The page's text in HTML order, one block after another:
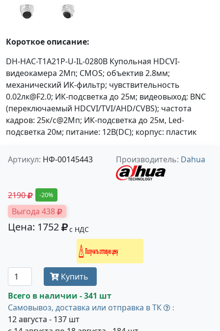
Короткое описание:
DH-HAC-T1A21P-U-IL-0280B Купольная HDCVI-
видеокамера 2Мп; CMOS; объектив 2.8мм;
механический ИК-фильтр; чувствительность
0.02лк@F2.0; ИК-подсветка до 25м; видеовыход: BNC
(переключаемый HDCVI/TVI/AHD/CVBS); частота
кадров: 25к/c@2Мп; ИК-подсветка до 25м, Led-
подсветка 20м; питание: 12В(DC); корпус: пластик
Артикул: НФ-00145443 Производитель: Dahua
2190 -20%
Выгода 438
Цена: 1752 с НДС
Получить оптовую цену
Купить
Всего в наличии - 341 шт
Самовывоз, доставка или отправка в ТК
:
12 августа - 137 шт